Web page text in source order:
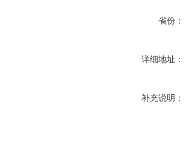
省份：
详细地址：
补充说明：